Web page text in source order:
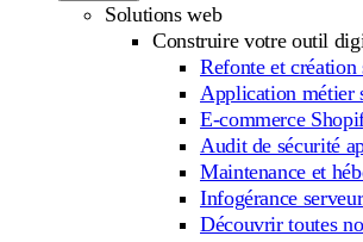
Solutions web
Construire votre outil
Refonte et création
Application métier
E-commerce
Audit de sécurité
Maintenance et
Infogérance serveur
Découvrir toutes